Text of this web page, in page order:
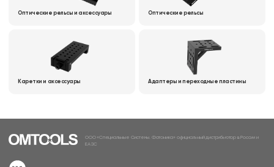
Оптические рельсы и аксессуары Оптические рельсы
Каретки и аксессуары Адаптеры и переходные пластины
ООО «Специальные Системы. Фотоника» официальный дистрибьютор в России и
ЕАЭС